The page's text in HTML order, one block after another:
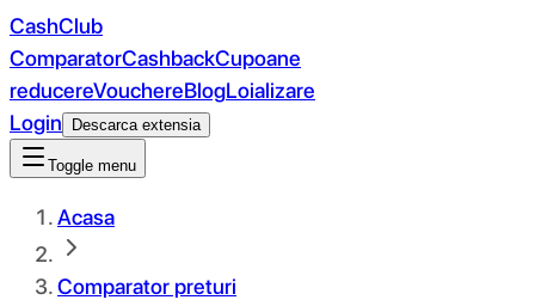
CashClub
ComparatorCashbackCupoane
reducereVouchereBlogLoializare
Login
Descarca extensia
Toggle menu
Acasa
Comparator preturi